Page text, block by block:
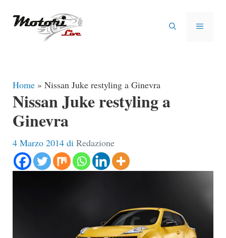
MENU
Home » Nissan Juke restyling a Ginevra
Nissan Juke restyling a
Ginevra
4 Marzo 2014 di Redazione